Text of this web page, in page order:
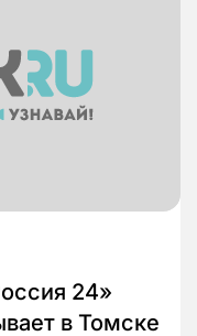
24»
в Томске